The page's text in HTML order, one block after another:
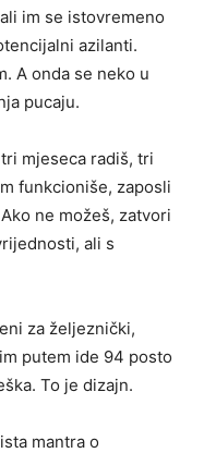
im se istovremeno
azilanti.
A onda se neko u
pucaju.
mjeseca radiš, tri
funkcioniše, zaposli
ne možeš, zatvori
ali s
za željeznički,
putem ide 94 posto
To je dizajn.
mantra o